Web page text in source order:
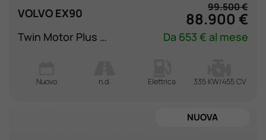
VOLVO EX90 99.500 €
88.900 €
Twin Motor Plus AWD Da 653 € al mese
Nuovo n.d. Elettrica 335 KW/455 CV
NUOVA